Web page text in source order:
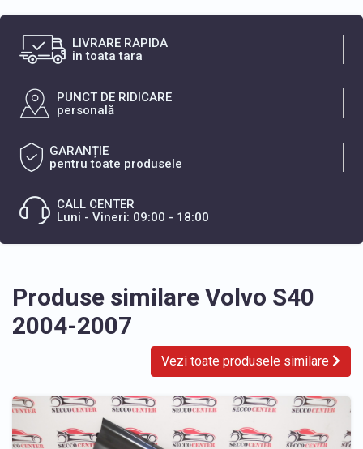
LIVRARE RAPIDA
in toata tara
PUNCT DE RIDICARE
personală
GARANȚIE
pentru toate produsele
CALL CENTER
Luni - Vineri: 09:00 - 18:00
Produse similare Volvo S40
2004-2007
Vezi toate produsele similare